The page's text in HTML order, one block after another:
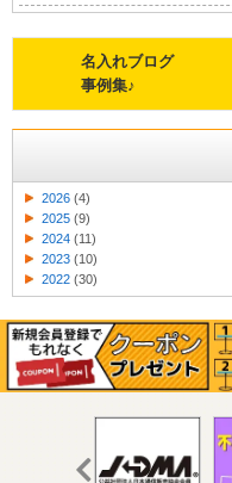
名入れブログ
事例集♪
2026 (4)
2025 (9)
2024 (11)
2023 (10)
2022 (30)